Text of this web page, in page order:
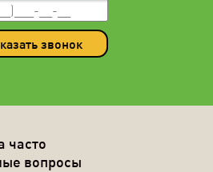
звонок
часто
вопросы